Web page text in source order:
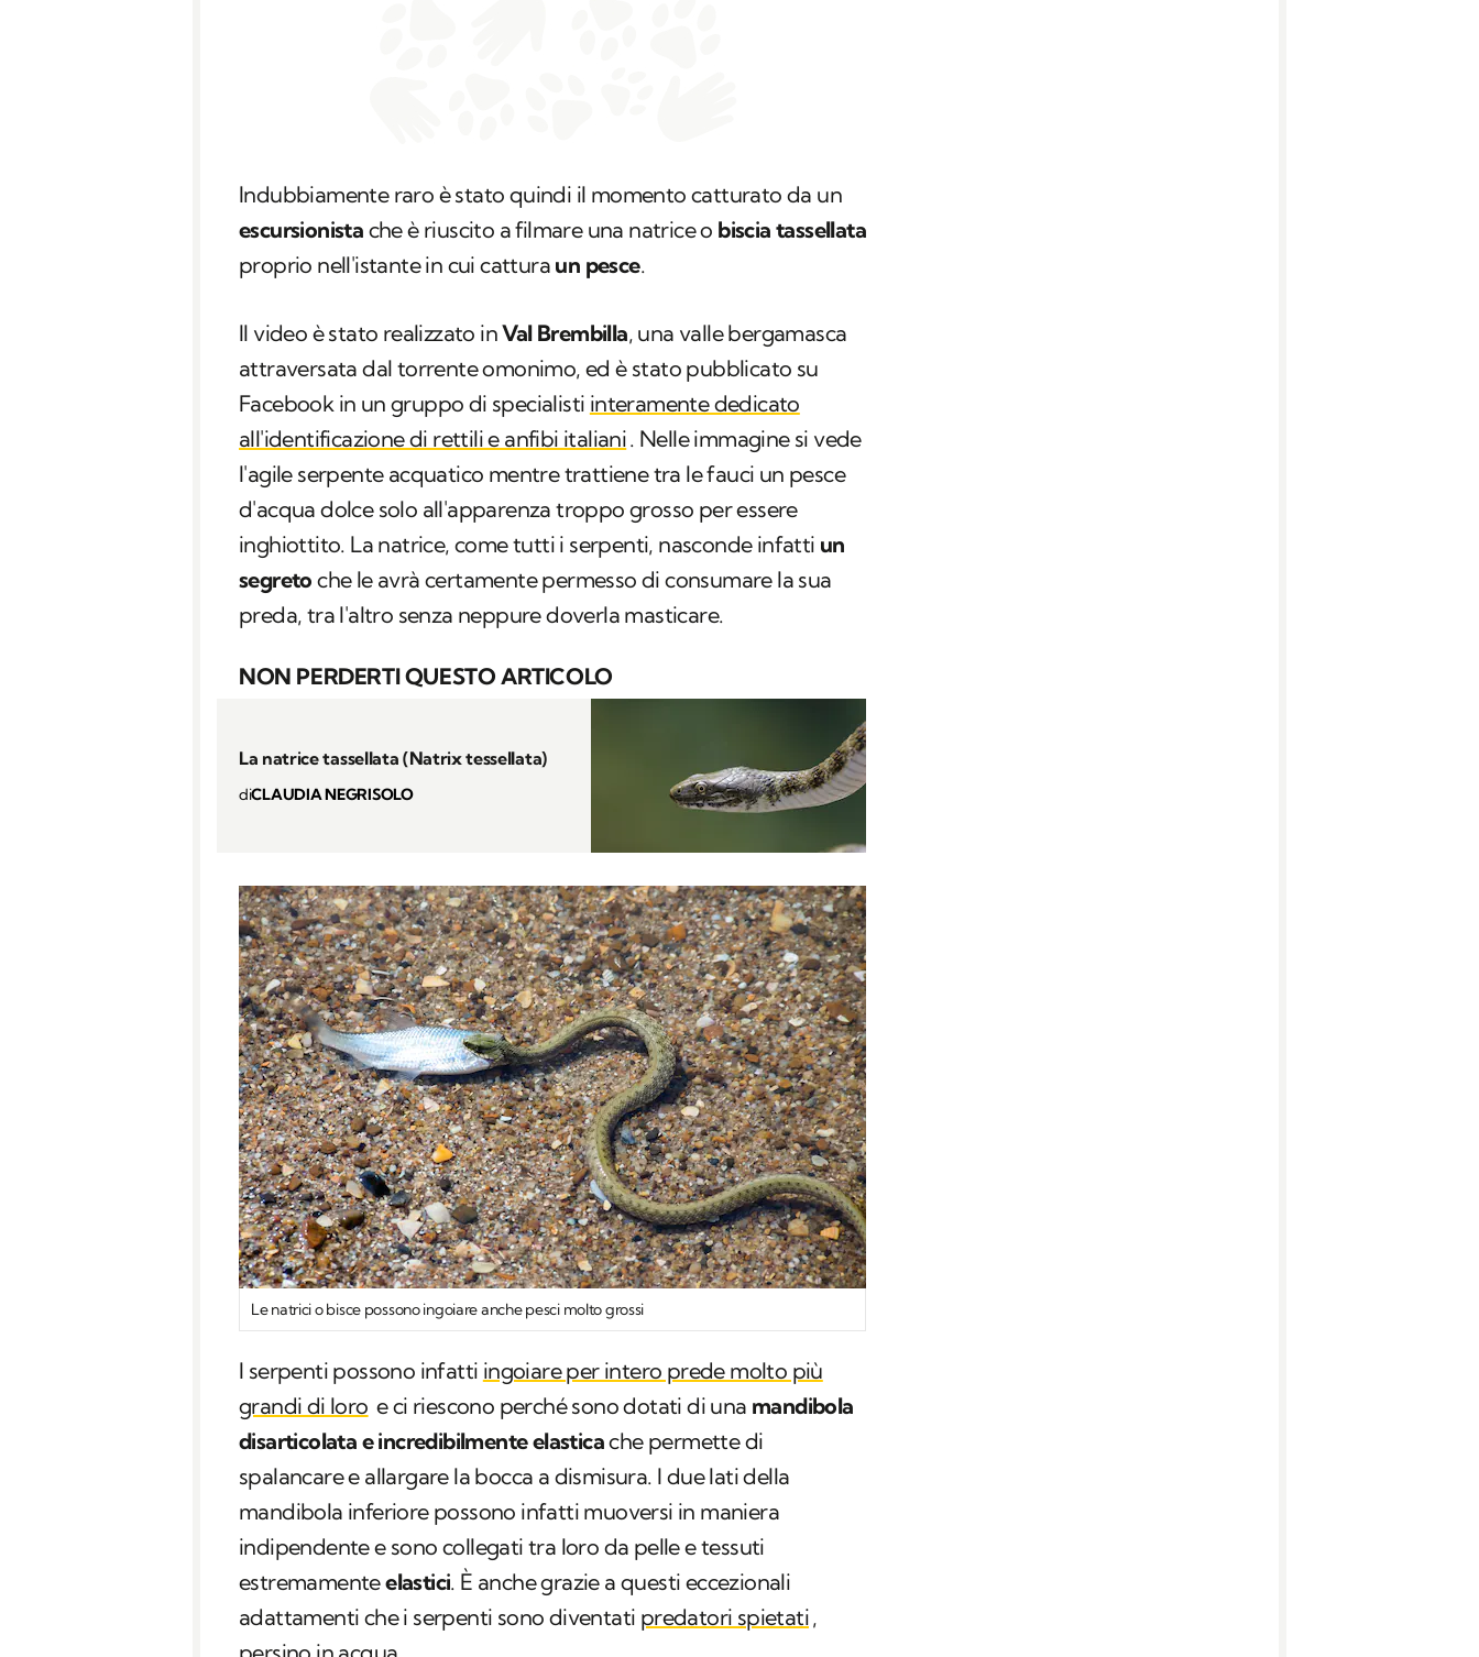
Indubbiamente raro è stato quindi il momento catturato da un
escursionista che è riuscito a filmare una natrice o biscia tassellata
proprio nell'istante in cui cattura un pesce.
Il video è stato realizzato inVal Brembilla, una valle bergamasca
attraversata dal torrente omonimo, ed è stato pubblicato su
Facebook in un gruppo di specialisti interamente dedicato
all'identificazione di rettili e anfibi italiani. Nelle immagine si vede
l'agile serpente acquatico mentre trattiene tra le fauci un pesce
d'acqua dolce solo all'apparenza troppo grosso per essere
inghiottito. La natrice, come tutti i serpenti, nasconde infatti un
segreto che le avrà certamente permesso di consumare la sua
preda, tra l'altro senza neppure doverla masticare.
NON PERDERTI QUESTO ARTICOLO
La natrice tassellata (Natrix tessellata)
diCLAUDIA NEGRISOLO
Le natrici o bisce possono ingoiare anche pesci molto grossi
I serpenti possono infatti ingoiare per intero prede molto più
grandi di loro e ci riescono perché sono dotati di una mandibola
disarticolata e incredibilmente elasticache permette di
spalancare e allargare la bocca a dismisura. I due lati della
mandibola inferiore possono infatti muoversi in maniera
indipendente e sono collegati tra loro da pelle e tessuti
estremamenteelastici. È anche grazie a questi eccezionali
adattamenti che i serpenti sono diventati predatori spietati,